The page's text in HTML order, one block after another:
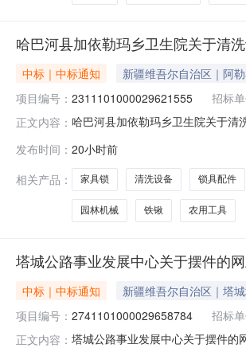
哈巴河县加依勒玛乡卫生院关于清
中标｜中标通知
新疆维吾尔自治区｜阿
项目编号： 2311101000029621555 招标单
正文内容： 哈巴河县加依勒玛乡卫生院关于
所在行政区划编码:654324项目所
发布时间： 20小时前
相关产品：
家具锁 清洗设备 锁具配件
园林机械 铁锹 农用工具
塔城公路事业发展中心关于摆件的
中标｜中标通知 新疆维吾尔自治区｜塔
项目编号： 2741101000029658784 招标单
正文内容： 塔城公路事业发展中心关于摆件